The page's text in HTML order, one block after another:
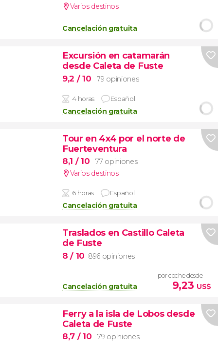
Varios destinos
Cancelación gratuita
Excursión en catamarán
desde Caleta de Fuste
9,2 / 10 79 opiniones
4 horas Español
Cancelación gratuita
Tour en 4x4 por el norte de
Fuerteventura
8,1 / 10
77 opiniones
Varios destinos
6 horas Español
Cancelación gratuita
Traslados en Castillo Caleta
de Fuste
8/ 10 896 opiniones
Cancelación gratuita
por coche desde
9,23 US$
Ferry a la isla de Lobos desde
Caleta de Fuste
8,7 / 10 79 opiniones